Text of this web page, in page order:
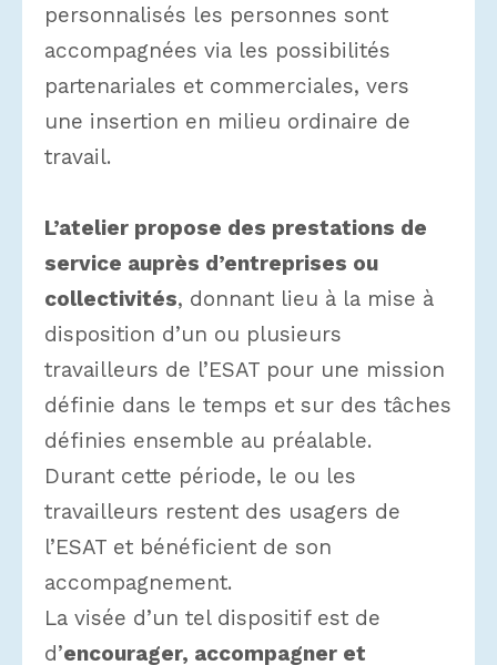
personnalisés les personnes sont
accompagnées via les possibilités
partenariales et commerciales, vers
une insertion en milieu ordinaire de
travail.
L’atelier propose des prestations de
service auprès d’entreprises ou
collectivités, donnant lieu à la mise à
disposition d’un ou plusieurs
travailleurs de l’ESAT pour une mission
définie dans le temps et sur des tâches
définies ensemble au préalable.
Durant cette période, le ou les
travailleurs restent des usagers de
l’ESAT et bénéficient de son
accompagnement.
La visée d’un tel dispositif est de
d’encourager, accompagner et